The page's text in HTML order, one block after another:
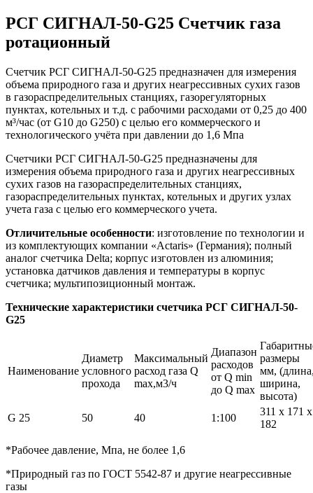
РСГ СИГНАЛ-50-G25 Счетчик газа
ротационный
Счетчик РСГ СИГНАЛ-50-G25 предназначен для измерения
объема природного газа и других неагрессивных сухих газов
в газораспределительных станциях, газорегуляторных
пунктах, котельных и т.д. с рабочими расходами от 0,25 до 400
м³/час (от G10 до G250) с целью его коммерческого и
технологического учёта при давлении до 1,6 Мпа
Счетчики РСГ СИГНАЛ-50-G25 предназначены для
измерения объема природного газа и других неагрессивных
сухих газов на газораспределительных станциях,
газораспределительных пунктах, котельных и других узлах
учета газа с целью его коммерческого учета.
Отличительные особенности: изготовление по технологии и
из комплектующих компании «Actaris» (Германия); полный
аналог счетчика Delta; корпус изготовлен из алюминия;
установка датчиков давления и температуры в корпус
счетчика; мультипозиционный монтаж.
Технические характеристики счетчика РСГ СИГНАЛ-50-
G25
Наименование
Диаметр
условного
прохода
Максимальный
расход газа Q
max,м3/ч
Диапазон
расходов
от Q min
до Q max
размеры
мм,
ширина,
высота)
G 25
50 40 1:100
311 х 171 х
182
*Рабочее давление, Мпа, не более 1,6
*Природный газ по ГОСТ 5542-87 и другие неагрессивные
газы